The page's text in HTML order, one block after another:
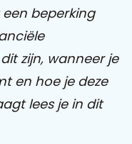
beperking
zijn, wanneer je
en hoe je deze
lees je in dit